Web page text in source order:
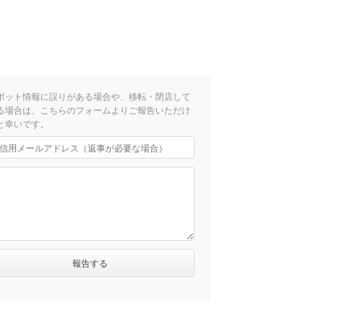
ット情報に誤りがある場合や、移転・閉店して
場合は、こちらのフォームよりご報告いただけ
幸いです。